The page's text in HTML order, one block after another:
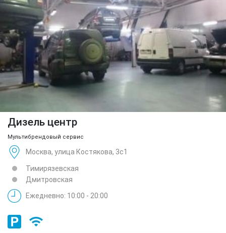
Дизель центр
Мультибрендовый сервис
Москва, улица Костякова, 3с1
Тимирязевская
Дмитровская
Ежедневно: 10:00 - 20:00